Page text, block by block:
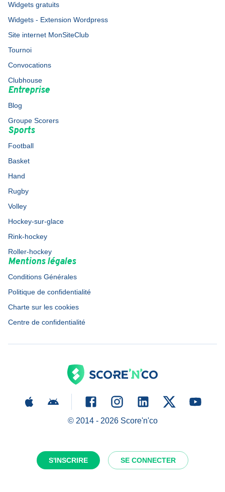
S'INSCRIRE SE CONNECTER
Widgets gratuits
Widgets - Extension Wordpress
Site internet MonSiteClub
Tournoi
Convocations
Clubhouse
Entreprise
Blog
Groupe Scorers
Sports
Football
Basket
Hand
Rugby
Volley
Hockey-sur-glace
Rink-hockey
Roller-hockey
Mentions légales
Conditions Générales
Politique de confidentialité
Charte sur les cookies
Centre de confidentialité
© 2014 - 2026Score'n'co